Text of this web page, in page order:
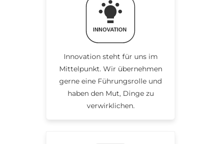
Innovation steht für uns im
Mittelpunkt. Wir übernehmen
gerne eine Führungsrolle und
haben den Mut, Dinge zu
verwirklichen.